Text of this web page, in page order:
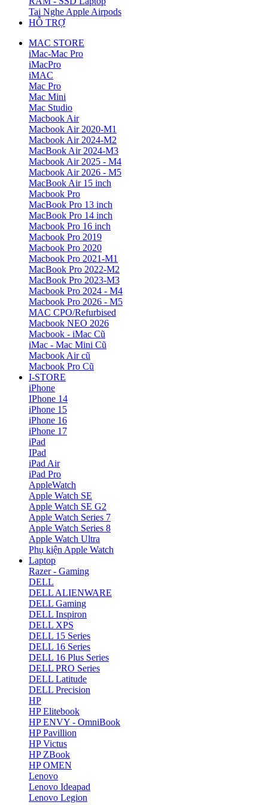
Tai Nghe Apple Airpods
HỖ TRỢ
MAC STORE
iMac-Mac Pro
iMacPro
iMAC
Mac Pro
Mac Mini
Mac Studio
Macbook Air
Macbook Air 2020-M1
Macbook Air 2024-M2
MacBook Air 2024-M3
Macbook Air 2025 - M4
Macbook Air 2026 - M5
MacBook Air 15 inch
Macbook Pro
MacBook Pro 13 inch
MacBook Pro 14 inch
Macbook Pro 16 inch
Macbook Pro 2019
Macbook Pro 2020
Macbook Pro 2021-M1
MacBook Pro 2022-M2
MacBook Pro 2023-M3
Macbook Pro 2024 - M4
Macbook Pro 2026 - M5
MAC CPO/Refurbised
Macbook NEO 2026
Macbook - iMac Cũ
iMac - Mac Mini Cũ
Macbook Air cũ
Macbook Pro Cũ
I-STORE
iPhone
IPhone 14
iPhone 15
iPhone 16
iPhone 17
iPad
IPad
iPad Air
iPad Pro
AppleWatch
Apple Watch SE
Apple Watch SE G2
Apple Watch Series 7
Apple Watch Series 8
Apple Watch Ultra
Phụ kiện Apple Watch
Laptop
Razer - Gaming
DELL
DELL ALIENWARE
DELL Gaming
DELL Inspiron
DELL XPS
DELL 15 Series
DELL 16 Series
DELL 16 Plus Series
DELL PRO Series
DELL Latitude
DELL Precision
HP
HP Elitebook
HP ENVY - OmniBook
HP Pavillion
HP Victus
HP ZBook
HP OMEN
Lenovo
Lenovo Ideapad
Lenovo Legion